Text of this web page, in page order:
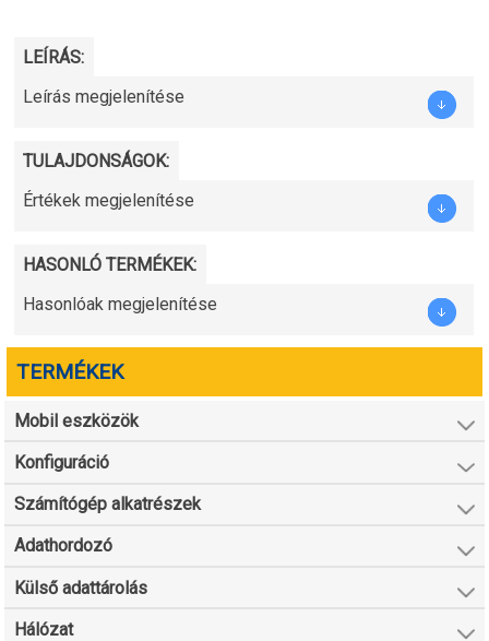
LEÍRÁS:
Leírás megjelenítése
TULAJDONSÁGOK:
Értékek megjelenítése
HASONLÓ TERMÉKEK:
Hasonlóak megjelenítése
TERMÉKEK
Mobil eszközök
Konfiguráció
Számítógép alkatrészek
Adathordozó
Külső adattárolás
Hálózat